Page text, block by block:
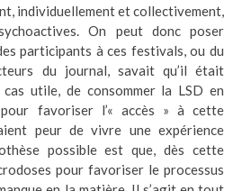
individuellement et collectivement,
On peut donc poser
participants à ces festivals, ou du
du journal, savait qu’il était
utile, de consommer la LSD en
favoriser l’« accès » à cette
peur de vivre une expérience
possible est que, dès cette
pour favoriser le processus